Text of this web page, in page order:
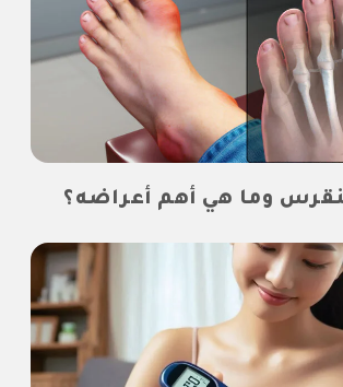
وما هي أهم أعراضه؟